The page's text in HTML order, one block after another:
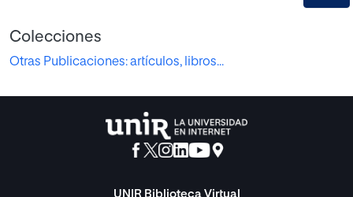
Colecciones
Otras Publicaciones: artículos, libros...
UNIR Biblioteca Virtual